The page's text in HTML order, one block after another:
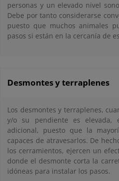
personas y un elevado nivel
Debe por tanto considerarse
puesto que muchos animales
pasos si están en la cercanía de
Desmontes y terraplenes
Los desmontes y terraplenes,
y/o su pendiente es elevada,
adicional, puesto que la
capaces de atravesarlos. De
los cerramientos, ejercen un
donde el desmonte corta la
idóneas para instalar los pasos.